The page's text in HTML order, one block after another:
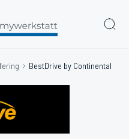
BestDrive by Continental